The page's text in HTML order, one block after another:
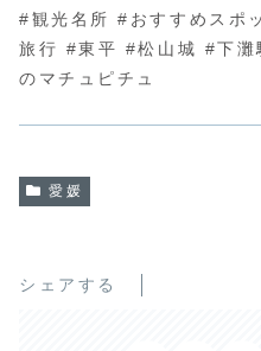
#観光名所 #おすすめスポ
旅行 #東平 #松山城 #下
のマチュピチュ
愛媛
シェアする